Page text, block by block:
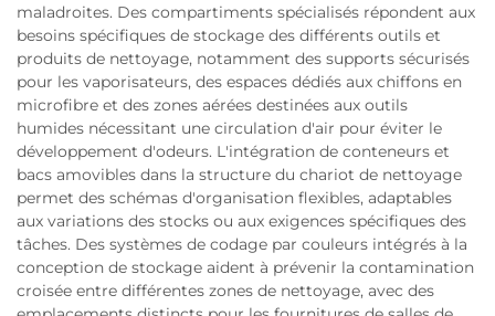
maladroites. Des compartiments spécialisés répondent aux
besoins spécifiques de stockage des différents outils et
produits de nettoyage, notamment des supports sécurisés
pour les vaporisateurs, des espaces dédiés aux chiffons en
microfibre et des zones aérées destinées aux outils
humides nécessitant une circulation d'air pour éviter le
développement d'odeurs. L'intégration de conteneurs et
bacs amovibles dans la structure du chariot de nettoyage
permet des schémas d'organisation flexibles, adaptables
aux variations des stocks ou aux exigences spécifiques des
tâches. Des systèmes de codage par couleurs intégrés à la
conception de stockage aident à prévenir la contamination
croisée entre différentes zones de nettoyage, avec des